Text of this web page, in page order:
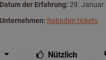
Datum der Erfahrung: 29. Januar
Unternehmen: Rabadan tickets
Nützlich